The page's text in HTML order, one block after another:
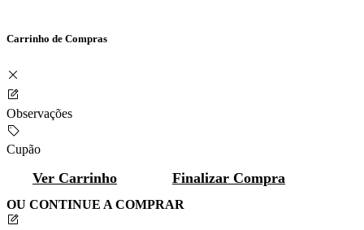
Carrinho de Compras
Observações
Cupão
Ver Carrinho Finalizar Compra
OU CONTINUE A COMPRAR